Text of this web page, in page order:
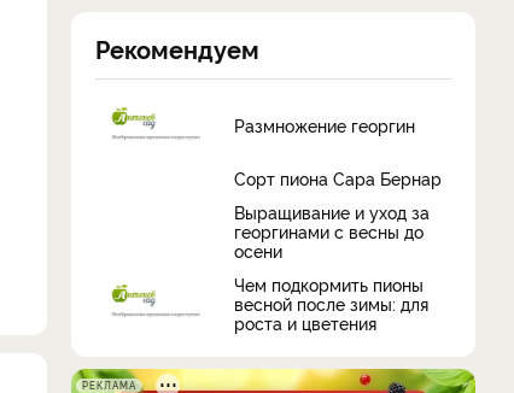
Рекомендуем
Размножение георгин
Сорт пиона Сара Бернар
Выращивание и уход за
георгинами с весны до
осени
Чем подкормить пионы
весной после зимы: для
роста и цветения
РЕКЛАМА